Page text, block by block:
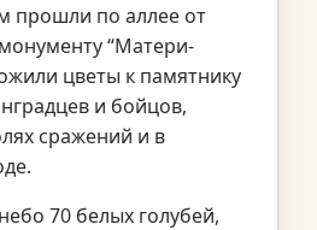
прошли по аллее от
“Матери-
цветы к памятнику
и бойцов,
сражений и в
70 белых голубей,